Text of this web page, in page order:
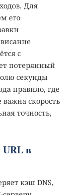
Для
его
с
потерянный
секунды
правило, где
важна скорость
точность,
URL в
кэш DNS,